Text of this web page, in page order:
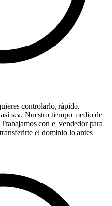
controlarlo, rápido.
sea. Nuestro tiempo medio de
con el vendedor para
el dominio lo antes